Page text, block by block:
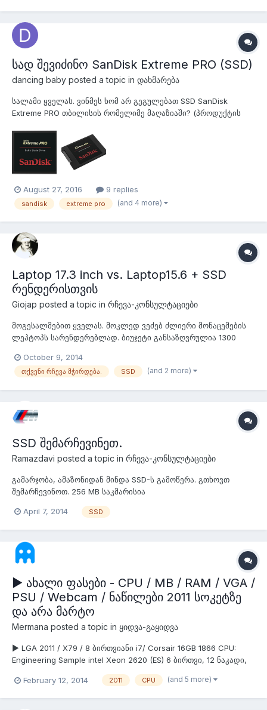
სად შევიძინო SanDisk Extreme PRO (SSD)
dancing baby posted a topic in დახმარება
სალამი ყველას. ვინმეს ხომ არ გეგულებათ SSD SanDisk
Extreme PRO თბილისის რომელიმე მაღაზიაში? (პროდუქტის
August 27, 2016 9 replies
sandisk extreme pro (and 4 more)
Laptop 17.3 inch vs. Laptop15.6 + SSD
რენდერისთვის
Giojap posted a topic in რჩევა-კონსულტაციები
მოგესალმებით ყველას. მოკლედ ვეძებ ძლიერი მონაცემების
ლეპტოპს სარენდერებლად. ბიუჯეტი განსაზღვრულია 1300
გამოიკვეთა რამდენიმე ვარიანტი. პირველ რიგში თქვენი აზრი
მაინტერესებს, ამ წარმადობის პროცესორებზე HDD-ს დაბალი
October 9, 2014
თქვენი რჩევა მჭირდება. SSD (and 2 more)
SSD შემარჩევინეთ.
Ramazdavi posted a topic in რჩევა-კონსულტაციები
გამარჯობა, ამაზონიდან მინდა SSD-ს გამოწერა. გთხოვთ
შემარჩევინოთ. 256 MB საკმარისია
April 7, 2014 SSD
▶ ახალი ფასები - CPU / MB / RAM / VGA /
PSU / Webcam / ნაწილები 2011 სოკეტზე
და არა მარტო
Mermana posted a topic in ყიდვა-გაყიდვა
▶ LGA 2011 / X79 / 8 ბირთვიანი i7/ Corsair 16GB 1866 CPU:
Engineering Sample intel Xeon 2620 (ES) 6 ბირთვი, 12 ნაკადი,
Sample intel Core i7 - 8 ბირთვი, 16 ნაკადი @ 2.3 არი და 2.5
February 12, 2014 2011 CPU (and 5 more)